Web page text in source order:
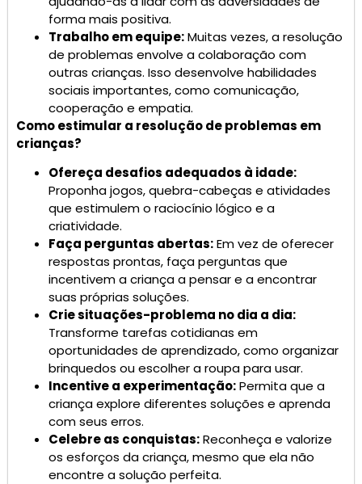
forma mais positiva.
Trabalho em equipe:Muitas vezes, a resolução
de problemas envolve a colaboração com
outras crianças. Isso desenvolve habilidades
sociais importantes, como comunicação,
cooperação e empatia.
Como estimular a resolução de problemas em
crianças?
Ofereça desafios adequados à idade:
Proponha jogos, quebra-cabeças e atividades
que estimulem o raciocínio lógico e a
criatividade.
Faça perguntas abertas:Em vez de oferecer
respostas prontas, faça perguntas que
incentivem a criança a pensar e a encontrar
suas próprias soluções.
Crie situações-problema no dia a dia:
Transforme tarefas cotidianas em
oportunidades de aprendizado, como organizar
brinquedos ou escolher a roupa para usar.
Incentive a experimentação:Permita que a
criança explore diferentes soluções e aprenda
com seus erros.
Celebre as conquistas:Reconheça e valorize
os esforços da criança, mesmo que ela não
encontre a solução perfeita.